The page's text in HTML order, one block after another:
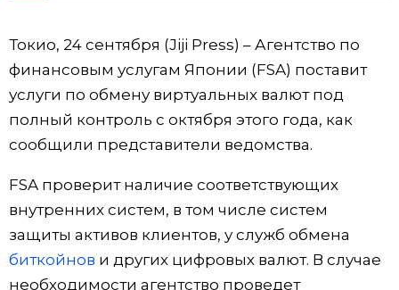
Фото/Видео
Разделы
Блог
Политика
Японский язык
Японский калейдоскоп
official SNS
Токио, 24 сентября (Jiji Press) – Агентство по
финансовым услугам Японии (FSA) поставит
услуги по обмену виртуальных валют под
полный контроль с октября этого года, как
сообщили представители ведомства.
FSA проверит наличие соответствующих
внутренних систем, в том числе систем
защиты активов клиентов, у служб обмена
биткойнов и других цифровых валют. В случае
необходимости агентство проведет